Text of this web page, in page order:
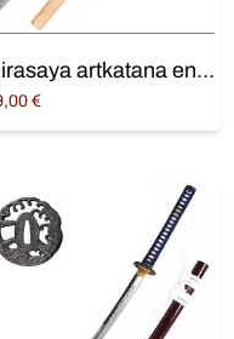
Shirasaya artkatana en Acier T10 – Véritable Hamon Suguha Traditionnel
€
au panier